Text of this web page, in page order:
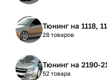
Тюнинг на
28 товаров
Тюнинг на
52 товара